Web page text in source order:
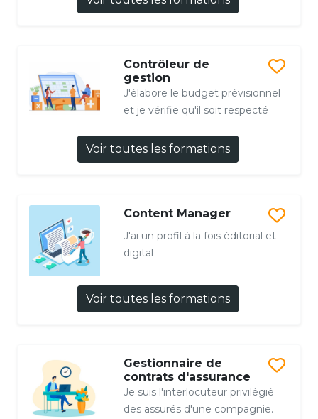
Contrôleur de
gestion
J'élabore le budget prévisionnel
et je vérifie qu'il soit respecté
Voir toutes les formations
Content Manager
J'ai un profil à la fois éditorial et
digital
Voir toutes les formations
Gestionnaire de
contrats d'assurance
Je suis l'interlocuteur privilégié
des assurés d'une compagnie.